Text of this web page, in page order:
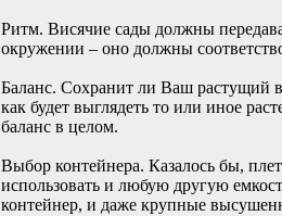
Ритм. Висячие сады должны
окружении – оно должны
Баланс. Сохранит ли Ваш растущий
как будет выглядеть то или иное
баланс в целом.
Выбор контейнера. Казалось бы,
использовать и любую другую
контейнер, и даже крупные